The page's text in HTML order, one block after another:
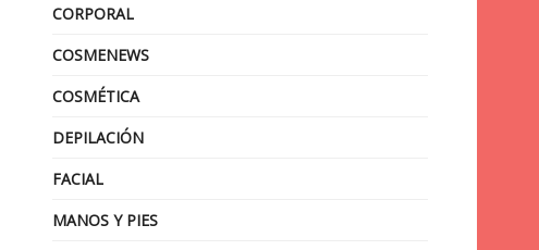
CORPORAL
COSMENEWS
COSMÉTICA
DEPILACIÓN
FACIAL
MANOS Y PIES